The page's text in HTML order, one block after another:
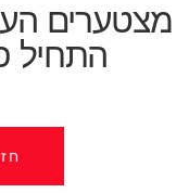
מצטערים
התחיל